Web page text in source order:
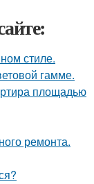
стиле.
гамме.
площадью
ремонта.